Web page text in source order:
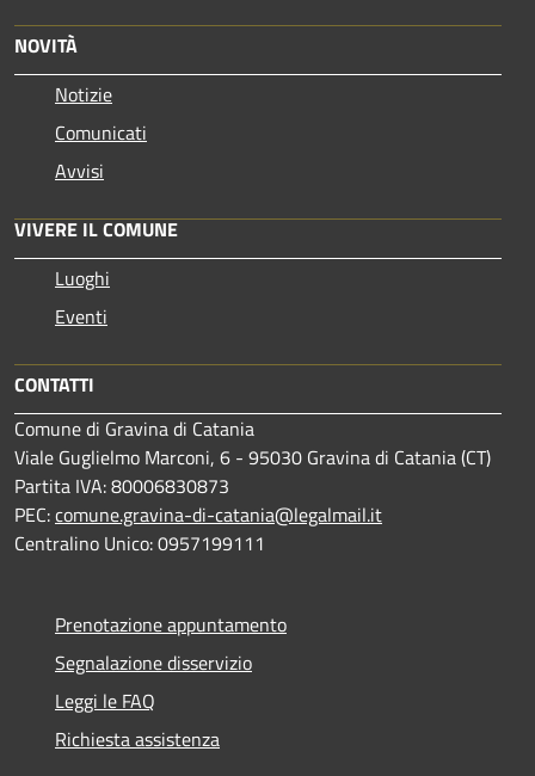
NOVITÀ
Notizie
Comunicati
Avvisi
VIVERE IL COMUNE
Luoghi
Eventi
CONTATTI
Comune di Gravina di Catania
Viale Guglielmo Marconi, 6 - 95030 Gravina di Catania (CT)
Partita IVA: 80006830873
PEC:comune.gravina-di-catania@legalmail.it
Centralino Unico: 0957199111
Prenotazione appuntamento
Segnalazione disservizio
Leggi le FAQ
Richiesta assistenza